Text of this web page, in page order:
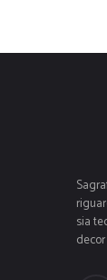
sia